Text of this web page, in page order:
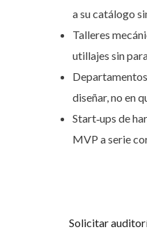
a su catálogo
Talleres
utillajes sin
diseñar, no en
Start‑ups de
MVP a serie
Solicitar